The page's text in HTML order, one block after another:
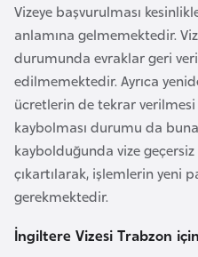
Vizeye başvurulması
anlamına gelmemektedir.
durumunda evraklar geri
edilmemektedir. Ayrıca
ücretlerin de tekrar
kaybolması durumu da
kaybolduğunda vize
çıkartılarak, işlemlerin yeni
gerekmektedir.
İngiltere Vizesi Trabzon
r
k
i
n
a
F
a
s
o